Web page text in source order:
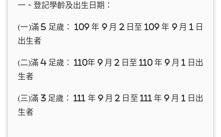
一、登記學齡及出生日期：
(一)滿 5 足歲： 109 年 9 月 2 日至 109 年 9 月 1 日
出生者
(二)滿 4 足歲： 110年 9 月 2 日至 110 年 9 月 1 日出
生者
(三)滿 3 足歲： 111 年 9 月 2 日至 111 年 9 月 1 日出
生者